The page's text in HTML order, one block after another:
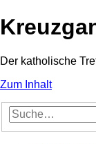
Der katholische
Zum Inhalt